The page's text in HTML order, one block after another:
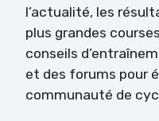
l’actualité, les
plus grandes
conseils
et des forums pour
communauté de